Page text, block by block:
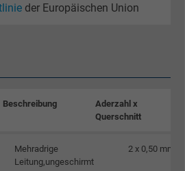
der Europäischen Union
Beschreibung
Aderzahl x
Querschnitt
Mehradrige
Leitung,ungeschirmt
2 x 0,50 mm²